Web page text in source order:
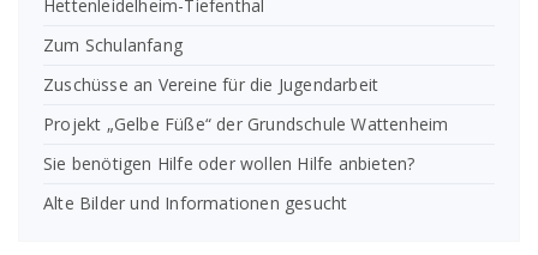
Hettenleidelheim-Tiefenthal
Zum Schulanfang
Zuschüsse an Vereine für die Jugendarbeit
Projekt „Gelbe Füße“ der Grundschule Wattenheim
Sie benötigen Hilfe oder wollen Hilfe anbieten?
Alte Bilder und Informationen gesucht